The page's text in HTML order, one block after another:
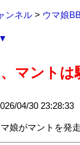
ンネル> ウマ娘
▼
マントは
04/30 23:28:33
娘がマントを発